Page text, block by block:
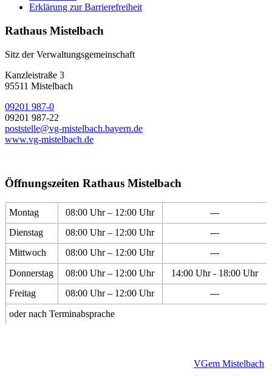
Erklärung zur Barrierefreiheit
Rathaus Mistelbach
Sitz der Verwaltungsgemeinschaft
Kanzleistraße 3
95511 Mistelbach
09201 987-0
09201 987-22
poststelle@vg-mistelbach.bayern.de
www.vg-mistelbach.de
Öffnungszeiten Rathaus Mistelbach
Montag 08:00 Uhr – 12:00 Uhr
---
Dienstag
08:00 Uhr – 12:00 Uhr
---
Mittwoch
08:00 Uhr – 12:00 Uhr
---
Donnerstag
08:00 Uhr – 12:00 Uhr
14:00 Uhr - 18:00 Uhr
Freitag
08:00 Uhr – 12:00 Uhr
---
oder nach Terminabsprache
VGem Mistelbach